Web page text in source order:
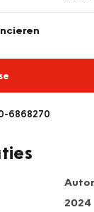
6868270
2024